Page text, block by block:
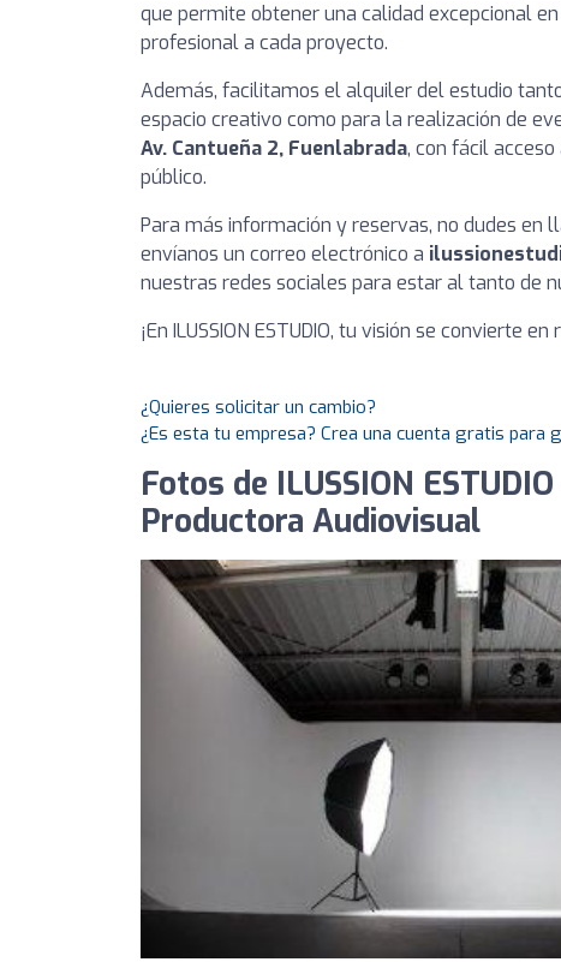
que permite obtener una calidad excepcional
profesional a cada proyecto.
Además, facilitamos el alquiler del estudio
espacio creativo como para la realización de
Av. Cantueña 2, Fuenlabrada, con fácil
público.
Para más información y reservas, no dudes en
envíanos un correo electrónico a
nuestras redes sociales para estar al tanto de
¡En ILUSSION ESTUDIO, tu visión se convierte en
¿Quieres solicitar un cambio?
¿Es esta tu empresa? Crea una cuenta gratis para
Fotos de ILUSSION
Productora Audiovisual